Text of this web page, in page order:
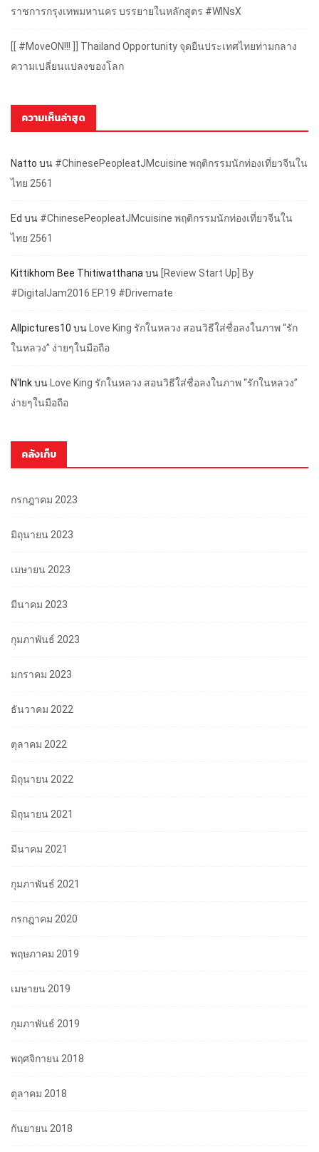
ราชการกรุงเทพมหานคร บรรยายในหลักสูตร #WINsX
[[ #MoveON!!! ]] Thailand Opportunity จุดยืนประเทศไทยท่ามกลาง
ความเปลี่ยนแปลงของโลก
ความเห็นล่าสุด
Natto บน #ChinesePeopleatJMcuisine พฤติกรรมนักท่องเที่ยวจีนใน
ไทย 2561
Ed บน #ChinesePeopleatJMcuisine พฤติกรรมนักท่องเที่ยวจีนใน
ไทย 2561
Kittikhom Bee Thitiwatthanaบน [Review Start Up] By
#DigitalJam2016 EP.19 #Drivemate
Allpictures10 บน Love King รักในหลวง สอนวิธีใส่ชื่อลงในภาพ “รัก
ในหลวง” ง่ายๆในมือถือ
N'Inkบน Love King รักในหลวง สอนวิธีใส่ชื่อลงในภาพ “รักในหลวง”
ง่ายๆในมือถือ
คลังเก็บ
กรกฎาคม 2023
มิถุนายน 2023
เมษายน 2023
มีนาคม 2023
กุมภาพันธ์ 2023
มกราคม 2023
ธันวาคม 2022
ตุลาคม 2022
มิถุนายน 2022
มิถุนายน 2021
มีนาคม 2021
กุมภาพันธ์ 2021
กรกฎาคม 2020
พฤษภาคม 2019
เมษายน 2019
กุมภาพันธ์ 2019
พฤศจิกายน 2018
ตุลาคม 2018
กันยายน 2018